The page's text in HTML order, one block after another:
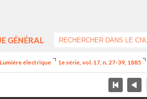
GÉNÉRAL
Lumière électrique 1e série, vol. 17, n. 27-39, 1885